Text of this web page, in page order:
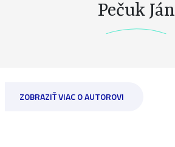
Pečuk Ján
ZOBRAZIŤ VIAC O AUTOROVI